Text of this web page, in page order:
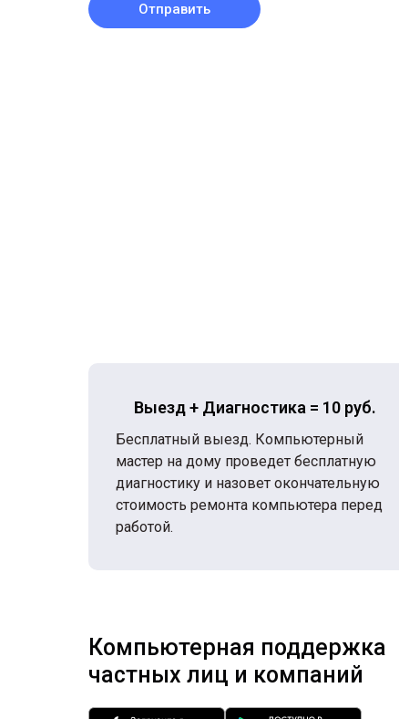
Отправить
Выезд + Диагностика = 10 руб.
Бесплатный выезд. Компьютерный
мастер на дому проведет бесплатную
диагностику и назовет окончательную
стоимость ремонта компьютера перед
работой.
Компьютерная поддержка
частных лиц и компаний